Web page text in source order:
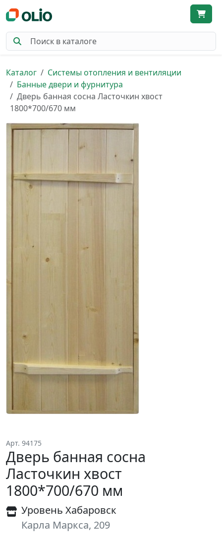
Каталог
Системы отопления и вентиляции
Банные двери и фурнитура
Дверь банная сосна Ласточкин хвост
1800*700/670 мм
Арт. 94175
Дверь банная сосна
Ласточкин хвост
1800*700/670 мм
Уровень Хабаровск
Карла Маркса, 209